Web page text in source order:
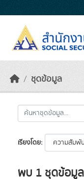
ชุดข้อมูล
เรียงโดย
พบ 1 ชุดข้อมูล